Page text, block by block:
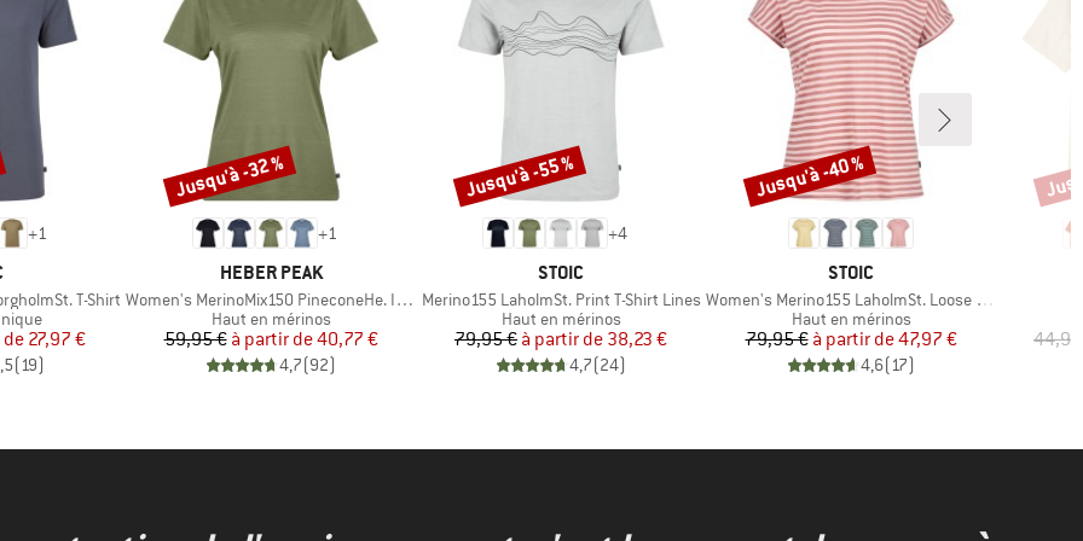
+1
T-Shirt
réduit
de 27,97 €
(19)
+1
MARQUE
HEBER PEAK
Article
Women's MerinoMix150 PineconeHe. II T-Shirt
Product group
Haut en mérinos
Prix
59,95 € Prix réduit
à partir de40,77 €
4,7(92)
Remise
Jusqu'à -32 %
+4
MARQUE
STOIC
Article
Merino155 LaholmSt. Print T-Shirt Lines
Product group
Haut en mérinos
Prix
79,95 € Prix réduit
à partir de 38,23 €
4,7(24)
Remise
Jusqu'à -55 %
MARQUE
STOIC
Article
Women's Merino155 LaholmSt. Loose Shirt Striped
Product group
Haut en mérinos
Prix
79,95 € Prix réduit
à partir de47,97 €
4,6(17)
Remise
Jusqu'à -40 %